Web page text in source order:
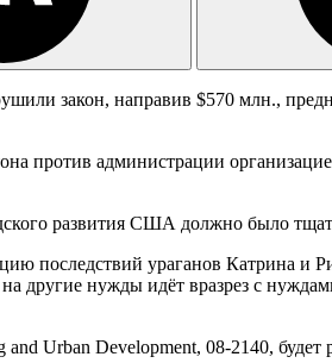
закон, направив $570 млн.,
против администрации
развития США должно было
последствий ураганов Катрина и
другие нужды идёт вразрез с
Urban Development, 08-2140,